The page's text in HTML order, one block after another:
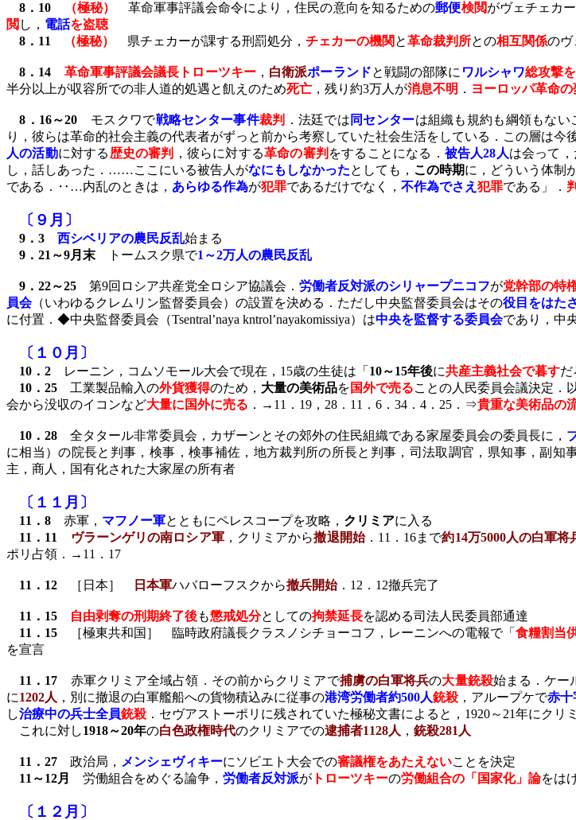
8 ． 10 （極秘） 革命軍事評議会命令により，住民の意向を知るための郵便検閲がヴェチェカ
閲 し， 電話を盗聴
8 ． 11 （極秘） 県チェカーが課する刑罰処分， チェカーの機関 と革命裁判所との相互関係のヴ
8 ． 14 革命軍事評議会議長トローツキー， 白衛派ポーランドと戦闘の部隊に ワルシャワ総攻撃
半分以上が収容所での非人道的処遇と飢えのため死亡 ，残り約3万人が消息不明 ． ヨーロッパ革命
8 ． 16～20 モスクワで戦略センター事件裁判 ．法廷では 同センターは組織も規約も綱領もな
り，彼らは革命的社会主義の代表者がずっと前から考察していた社会生活をしている．この層は
人の活動に対する 歴史の審判 ，彼らに対する革命の審判 をすることになる． 被告人28 人は会って，
し，話しあった．……ここにいる被告人がなにもしなかったとしても， この時期に，どういう体制
である．‥…内乱のときは， あらゆる作為が犯罪であるだけでなく， 不作為でさえ 犯罪である」．
〔９月〕
9 ． 3 西シベリアの農民反乱始まる
9 ． 21 ～9月末 トームスク県で1 ～2万人の農民反乱
9 ． 22～25 第9回ロシア共産党全ロシア協議会． 労働者反対派のシリャープニコフが党幹部の特
員会（いわゆるクレムリン監督委員会）の設置を決める．ただし中央監督委員会はその役目をはた
に付置．◆中央監督委員会（Tsentral’naya kntrol’nayakomissiya）は中央を監督する委員会であり，中
〔１０月〕
10 ． 2 レーニン，コムソモール大会で現在， 15歳の生徒は「 10～15年後に共産主義社会で暮すだ
10 ． 25 工業製品輸入の外貨獲得のため， 大量の美術品を 国外で売ることの人民委員会議決定．
会から没収のイコンなど大量に国外に売る ．→ 11 ． 19 ， 28 ． 11 ． 6 ． 34 ． 4 ． 25 ．⇒貴重な美術品の
10 ． 28 全タタール非常委員会，カザーンとその郊外の住民組織である家屋委員会の委員長に，
に相当）の院長と判事，検事，検事補佐，地方裁判所の所長と判事，司法取調官，県知事，副知
主，商人，国有化された大家屋の所有者
〔１１月〕
11 ． 8 赤軍， マフノー軍とともにペレスコープを攻略， クリミアに入る
11 ． 11 ヴラーンゲリの南ロシア軍，クリミアから撤退開始． 11 ． 16まで約14万5000人の白軍将
ポリ占領．→ 11 ． 17
11 ． 12 ［日本］ 日本軍ハバローフスクから撤兵開始． 12 ． 12撤兵完了
11 ． 15 自由剥奪の刑期終了後も懲戒処分としての拘禁延長を認める司法人民委員部通達
11 ． 15 ［極東共和国］ 臨時政府議長クラスノシチョーコフ，レーニンへの電報で「 食糧割当
を宣言
11 ． 17 赤軍クリミア全域占領．その前からクリミアで捕虜の白軍将兵の大量銃殺始まる．ケー
に1202人 ，別に撤退の白軍艦船への貨物積込みに従事の港湾労働者約500人銃殺 ，アループケで赤十
し治療中の兵士全員銃殺 ．セヴアストーポリに残されていた極秘文書によると， 1920～ 21年にクリ
これに対し1918～20年の白色政権時代のクリミアでの逮捕者1128人 ， 銃殺281 人
11 ． 27 政治局， メンシェヴィキーにソビエト大会での審議権をあたえないことを決定
11 ～12月 労働組合をめぐる論争， 労働者反対派が トローツキーの労働組合の「国家化」論をは
〔１２月〕